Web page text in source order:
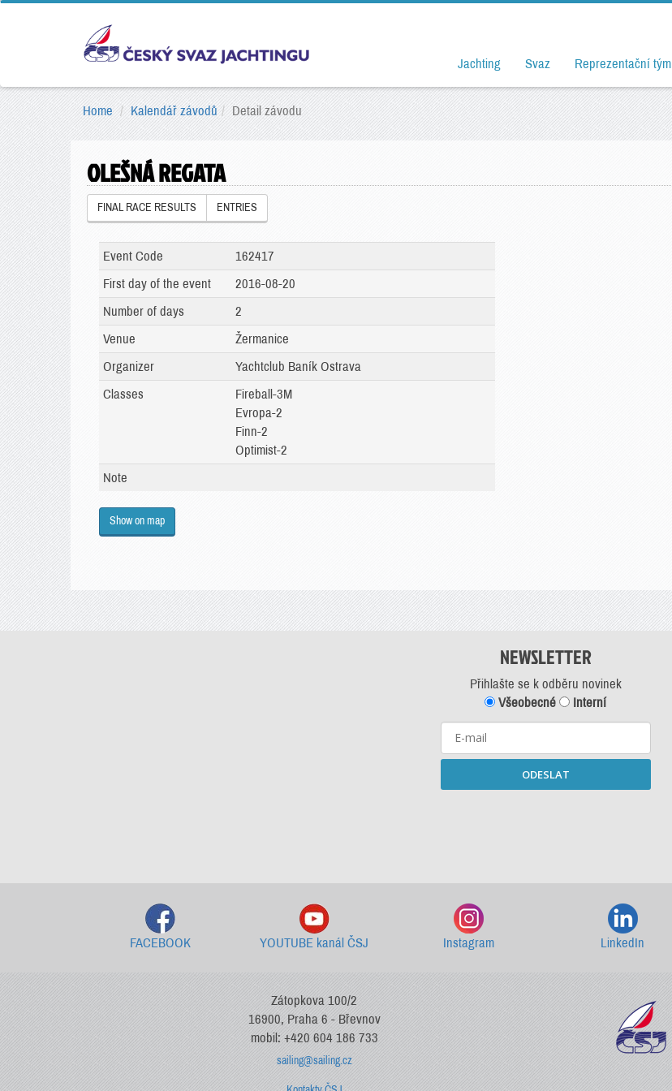
Jachting Svaz Reprezentační tým
Home Kalendář závodů Detail závodu
OLEŠNÁ REGATA
FINAL RACE RESULTS ENTRIES
Event Code
162417
First day of the event
2016-08-20
Number of days
2
Venue
Žermanice
Organizer
Yachtclub Baník Ostrava
Classes
Fireball-3M
Evropa-2
Finn-2
Optimist-2
Note
Show on map
NEWSLETTER
Přihlašte se k odběru novinek
Všeobecné
Interní
ODESLAT
FACEBOOK YOUTUBE kanál ČSJ Instagram LinkedIn
Zátopkova 100/2
16900, Praha 6 - Břevnov
mobil: +420 604 186 733
sailing@sailing.cz